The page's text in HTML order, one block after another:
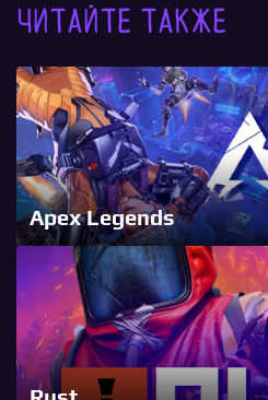
Читайте также
Apex Legends